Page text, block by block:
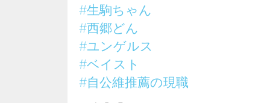
#生駒ちゃん
#西郷どん
#ユンゲルス
#ベイスト
#自公維推薦の現職